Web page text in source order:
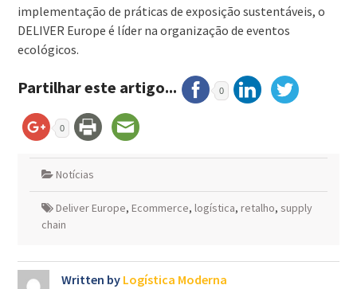
implementação de práticas de exposição sustentáveis, o
DELIVER Europe é líder na organização de eventos
ecológicos.
Partilhar este artigo... 0
0
Notícias
Deliver Europe, Ecommerce, logística, retalho, supply
chain
Written by Logística Moderna